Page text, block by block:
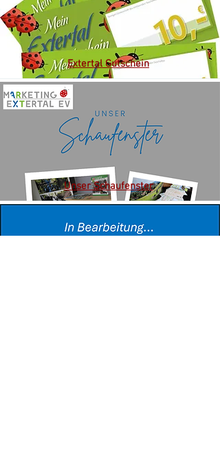
Extertal Gutschein
Unser Schaufenster